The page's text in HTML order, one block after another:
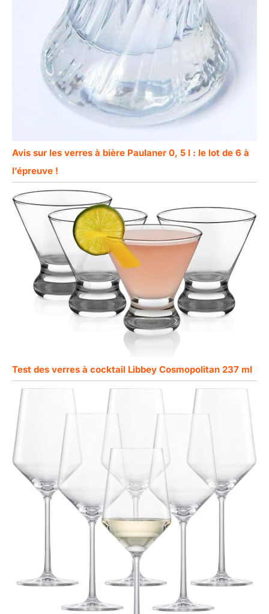
Avis sur les verres à bière Paulaner 0, 5 l : le lot de 6 à
l’épreuve !
Test des verres à cocktail Libbey Cosmopolitan 237 ml